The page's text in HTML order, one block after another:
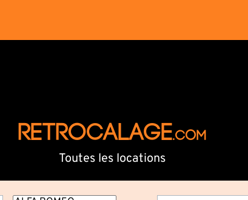
RETROCALAGE.com
Toutes les locations